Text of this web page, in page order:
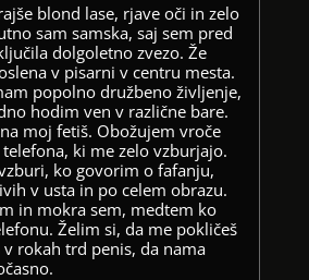
blond lase, rjave oči in zelo
sam samska, saj sem pred
dolgoletno zvezo. Že
v pisarni v centru mesta.
popolno družbeno življenje,
hodim ven v različne bare.
moj fetiš. Obožujem vroče
ki me zelo vzburjajo.
ko govorim o fafanju,
v usta in po celem obrazu.
in mokra sem, medtem ko
Želim si, da me pokličeš
rokah trd penis, da nama